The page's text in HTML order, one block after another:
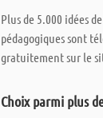
Plus de 5.000 idées
pédagogiques sont
gratuitement sur le
Choix parmi plus